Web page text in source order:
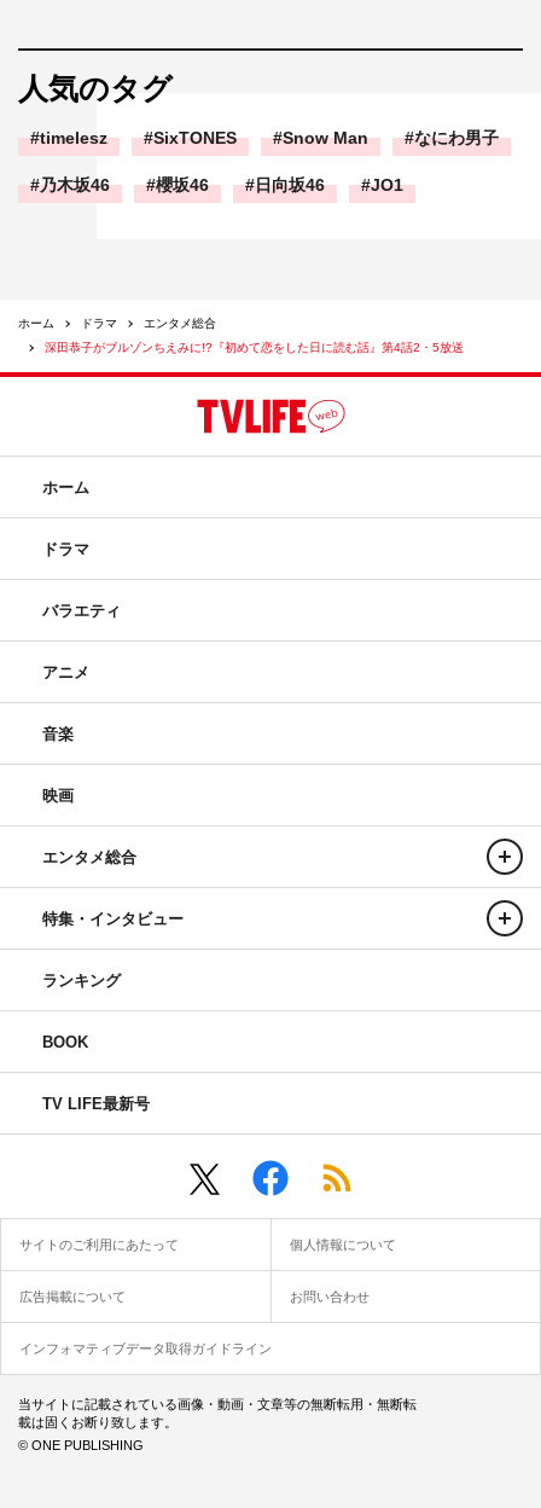
人気のタグ
timelesz SixTONES Snow Man なにわ男子
乃木坂46 櫻坂46 日向坂46 JO1
ホーム ドラマ
エンタメ総合
深田恭子がブルゾンちえみに!?『初めて恋をした日に読む話』第4話2・5放送
ホーム
ドラマ
バラエティ
アニメ
音楽
映画
エンタメ総合
特集・インタビュー
ランキング
BOOK
TV LIFE最新号
サイトのご利用にあたって 個人情報について
広告掲載について お問い合わせ
インフォマティブデータ取得ガイドライン
当サイトに記載されている画像・動画・文章等の無断転用・無断転
載は固くお断り致します。
© ONE PUBLISHING